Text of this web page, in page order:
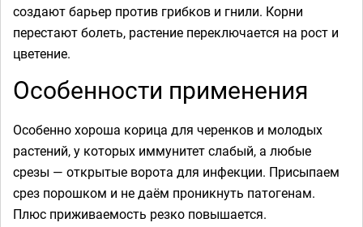
создают барьер против грибков и гнили. Корни
перестают болеть, растение переключается на рост и
цветение.
Особенности применения
Особенно хороша корица для черенков и молодых
растений, у которых иммунитет слабый, а любые
срезы — открытые ворота для инфекции. Присыпаем
срез порошком и не даём проникнуть патогенам.
Плюс приживаемость резко повышается.